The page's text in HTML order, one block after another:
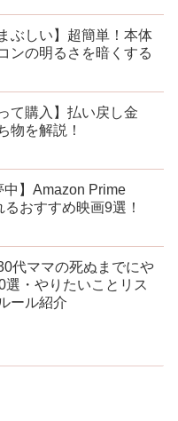
ぶしい】超簡単！本体
ンの明るさを暗くする
て購入】払い戻し金
物を解説！
中】Amazon Prime
おすすめ映画9選！
代ママの死ぬまでにや
選・やりたいことリス
ール紹介